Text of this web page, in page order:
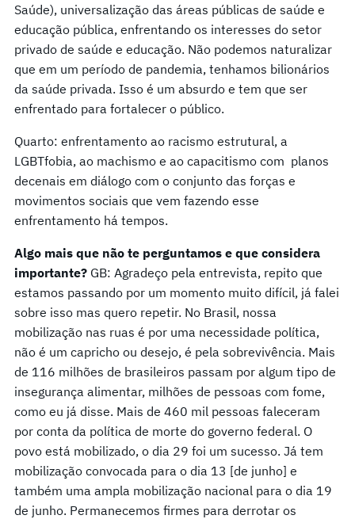
Saúde), universalização das áreas públicas de saúde e
educação pública, enfrentando os interesses do setor
privado de saúde e educação. Não podemos naturalizar
que em um período de pandemia, tenhamos bilionários
da saúde privada. Isso é um absurdo e tem que ser
enfrentado para fortalecer o público.
Quarto: enfrentamento ao racismo estrutural, a
LGBTfobia, ao machismo e ao capacitismo com planos
decenais em diálogo com o conjunto das forças e
movimentos sociais que vem fazendo esse
enfrentamento há tempos.
Algo mais que não te perguntamos e que considera
importante? GB: Agradeço pela entrevista, repito que
estamos passando por um momento muito difícil, já falei
sobre isso mas quero repetir. No Brasil, nossa
mobilização nas ruas é por uma necessidade política,
não é um capricho ou desejo, é pela sobrevivência. Mais
de 116 milhões de brasileiros passam por algum tipo de
insegurança alimentar, milhões de pessoas com fome,
como eu já disse. Mais de 460 mil pessoas faleceram
por conta da política de morte do governo federal. O
povo está mobilizado, o dia 29 foi um sucesso. Já tem
mobilização convocada para o dia 13 [de junho] e
também uma ampla mobilização nacional para o dia 19
de junho. Permanecemos firmes para derrotar os